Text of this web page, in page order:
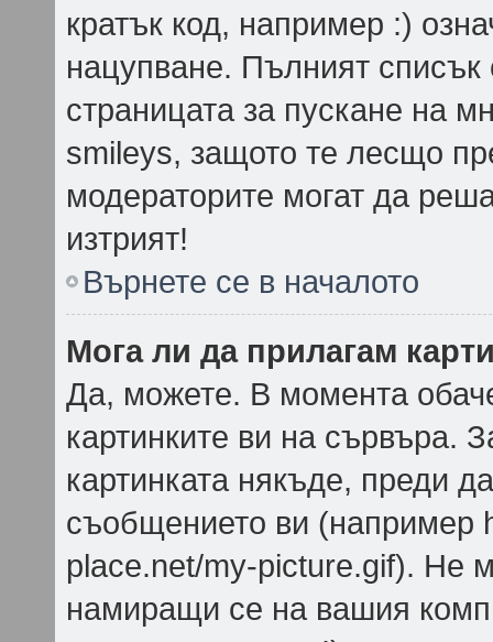
кратък код, например :)
нацупване. Пълният
страницата за пускане на
smileys, защото те лесщо
модераторите могат да
изтрият!
Върнете се в началото
Мога ли да прилагам
Да, можете. В момента
картинките ви на сървъра.
картинката някъде, преди
съобщението ви (например
place.net/my-picture.gif). Не
намиращи се на вашия